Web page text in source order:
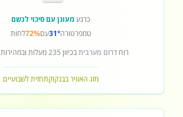
כרגעמעונן עם סיכוי לגשם
טמפרטורה31°עם72%לחות
רוח דרום מערביתבכיוון 235מעלות ובמהירות
מזג האוויר בבנקוקתחזית לשבועיים